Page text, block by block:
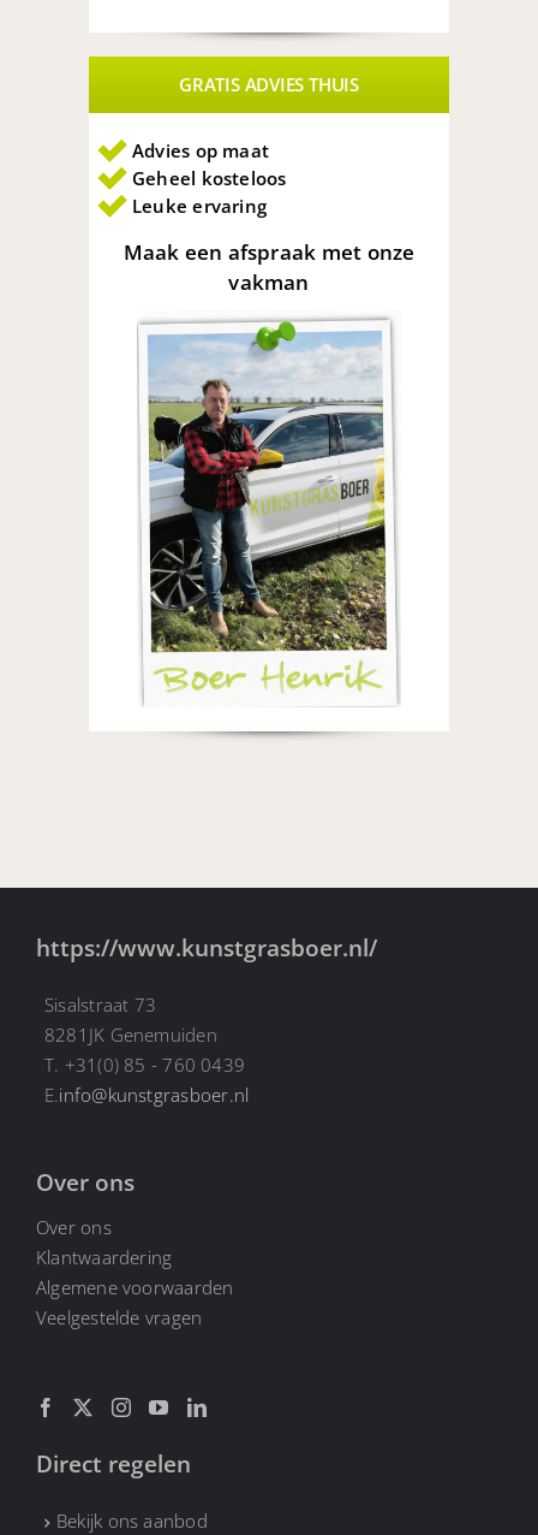
GRATIS ADVIES THUIS
Advies op maat
Geheel kosteloos
Leuke ervaring
Maak een afspraak met onze
vakman
https://www.kunstgrasboer.nl/
Sisalstraat 73
8281JK Genemuiden
T. +31(0) 85 - 760 0439
E.info@kunstgrasboer.nl
Over ons
Over ons
Klantwaardering
Algemene voorwaarden
Veelgestelde vragen
Direct regelen
Bekijk ons aanbod